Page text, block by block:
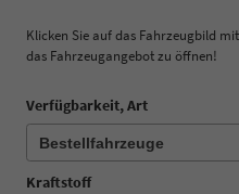
Klicken Sie auf das Fahrzeugbild
das Fahrzeugangebot zu öffnen!
Verfügbarkeit, Art
Kraftstoff